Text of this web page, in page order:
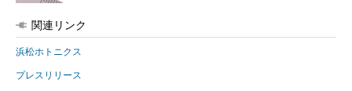
関連リンク
浜松ホトニクス
プレスリリース